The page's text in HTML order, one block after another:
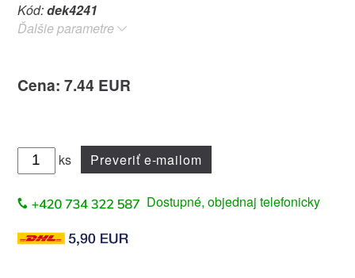
Kód:dek4241
Ďalšie parametre
Cena: 7.44 EUR
ks Preveriť e-mailom
Dostupné, objednaj telefonicky